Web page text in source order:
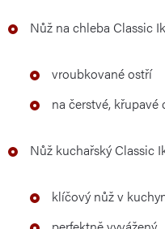
Nůž na chleba Classic
vroubkované ostří
na čerstvé,
Nůž kuchařský Classic
klíčový nůž v